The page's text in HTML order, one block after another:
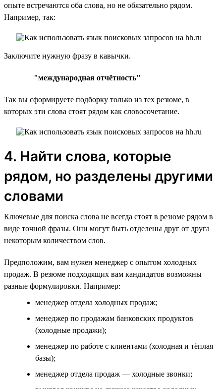
опыте встречаются оба слова, но не обязательно рядом.
Например, так:
Заключите нужную фразу в кавычки.
"международная отчётность"
Так вы сформируете подборку только из тех резюме, в
которых эти слова стоят рядом как словосочетание.
4. Найти слова, которые
рядом, но разделены другими
словами
Ключевые для поиска слова не всегда стоят в резюме рядом в
виде точной фразы. Они могут быть отделены друг от друга
некоторым количеством слов.
Предположим, вам нужен менеджер с опытом холодных
продаж. В резюме подходящих вам кандидатов возможны
разные формулировки. Например:
менеджер отдела холодных продаж;
менеджер по продажам банковских продуктов
(холодные продажи);
менеджер по работе с клиентами (холодная и тёплая
базы);
менеджер отдела продаж — холодные звонки;